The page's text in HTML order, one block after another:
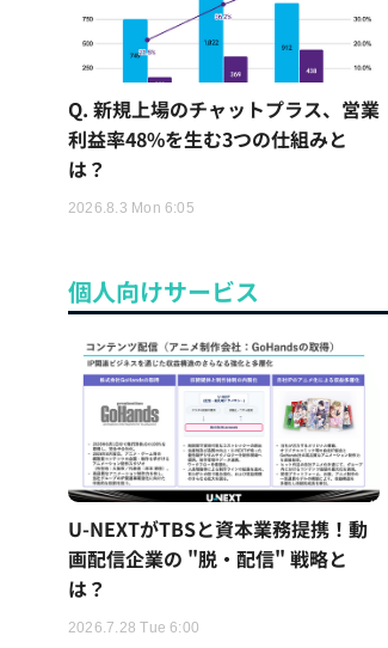
Q. 新規上場のチャットプラス、営業
利益率48%を生む3つの仕組みと
は？
2026.8.3 Mon 6:05
個人向けサービス
U-NEXTがTBSと資本業務提携！動
画配信企業の "脱・配信" 戦略と
は？
2026.7.28 Tue 6:00